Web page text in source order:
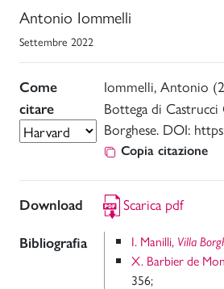
Antonio Iommelli
Settembre 2022
Come
citare
Iommelli, Antonio
Bottega di
Borghese. DOI:
Copia citazione
Download Scarica pdf
Bibliografia I. Manilli, Villa
X. Barbier de
356;